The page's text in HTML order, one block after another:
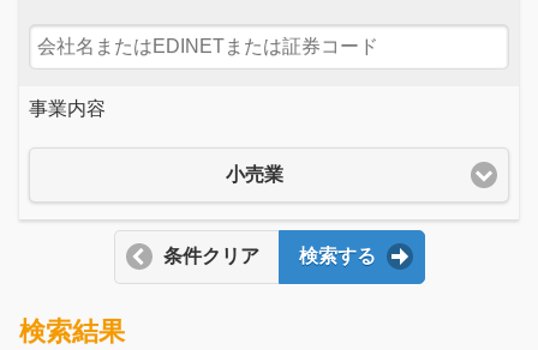
事業内容
小売業
条件クリア 検索する
検索結果